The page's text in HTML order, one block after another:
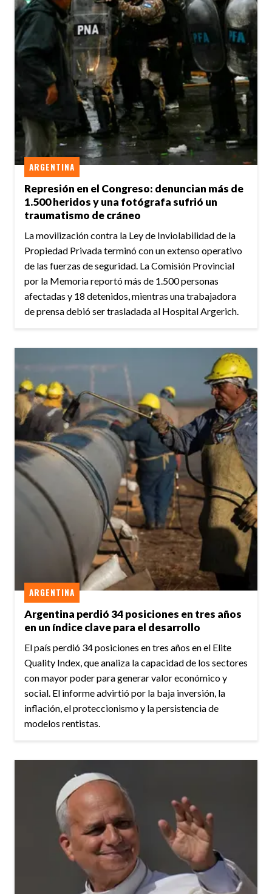
Represión en el Congreso: denuncian más de
1.500 heridos y una fotógrafa sufrió un
traumatismo de cráneo
ARGENTINA
La movilización contra la Ley de Inviolabilidad de la
Propiedad Privada terminó con un extenso operativo
de las fuerzas de seguridad. La Comisión Provincial
por la Memoria reportó más de 1.500 personas
afectadas y 18 detenidos, mientras una trabajadora
de prensa debió ser trasladada al Hospital Argerich.
Argentina perdió 34 posiciones en tres años
en un índice clave para el desarrollo
ARGENTINA
El país perdió 34 posiciones en tres años en el Elite
Quality Index, que analiza la capacidad de los sectores
con mayor poder para generar valor económico y
social. El informe advirtió por la baja inversión, la
inflación, el proteccionismo y la persistencia de
modelos rentistas.